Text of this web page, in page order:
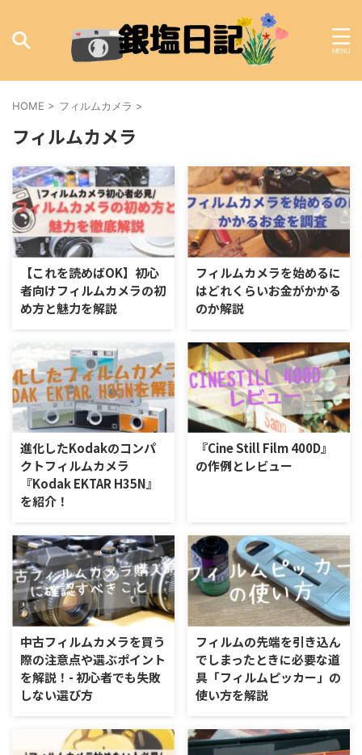
HOME > フィルムカメラ >
フィルムカメラ
【これを読めばOK】初心
者向けフィルムカメラの初
め方と魅力を解説
フィルムカメラを始めるに
はどれくらいお金がかかる
のか解説
進化したKodakのコンパ
クトフィルムカメラ
『Kodak EKTAR H35N』
を紹介！
『Cine Still Film 400D』
の作例とレビュー
中古フィルムカメラを買う
際の注意点や選ぶポイント
を解説！- 初心者でも失敗
しない選び方
フィルムの先端を引き込ん
でしまったときに必要な道
具「フィルムピッカー」の
使い方を解説